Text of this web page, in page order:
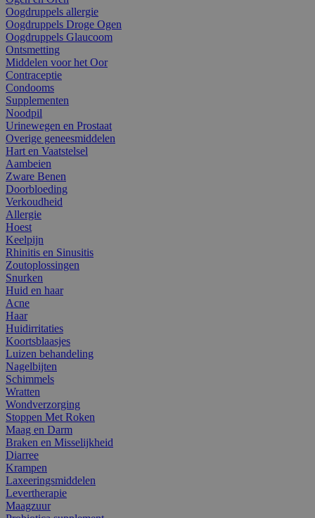
Oogdruppels allergie
Oogdruppels Droge Ogen
Oogdruppels Glaucoom
Ontsmetting
Middelen voor het Oor
Contraceptie
Condooms
Supplementen
Noodpil
Urinewegen en Prostaat
Overige geneesmiddelen
Hart en Vaatstelsel
Aambeien
Zware Benen
Doorbloeding
Verkoudheid
Allergie
Hoest
Keelpijn
Rhinitis en Sinusitis
Zoutoplossingen
Snurken
Huid en haar
Acne
Haar
Huidirritaties
Koortsblaasjes
Luizen behandeling
Nagelbijten
Schimmels
Wratten
Wondverzorging
Stoppen Met Roken
Maag en Darm
Braken en Misselijkheid
Diarree
Krampen
Laxeeringsmiddelen
Levertherapie
Maagzuur